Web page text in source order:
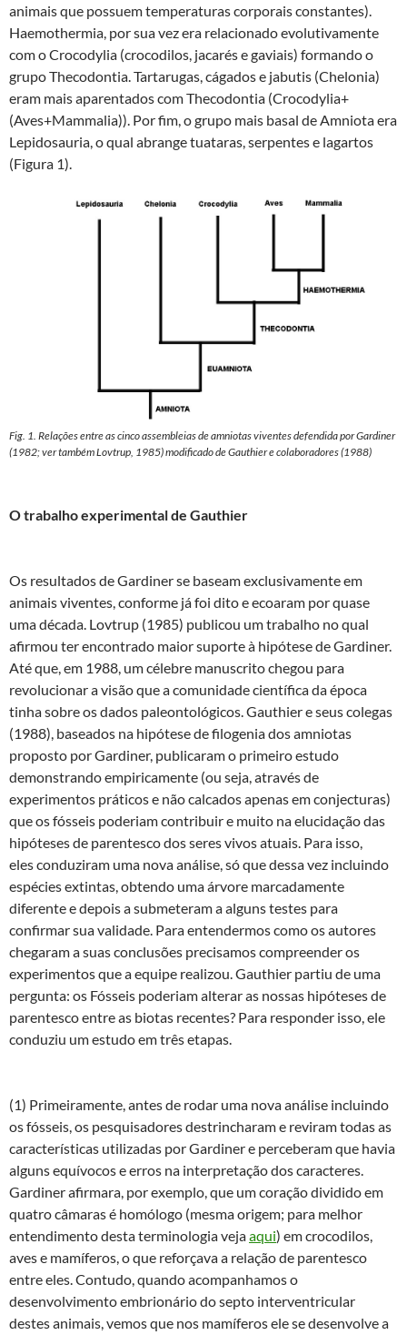
animais que possuem temperaturas corporais constantes).
Haemothermia, por sua vez era relacionado evolutivamente
com o Crocodylia (crocodilos, jacarés e gaviais) formando o
grupo Thecodontia. Tartarugas, cágados e jabutis (Chelonia)
eram mais aparentados com Thecodontia (Crocodylia+
(Aves+Mammalia)). Por fim, o grupo mais basal de Amniota era
Lepidosauria, o qual abrange tuataras, serpentes e lagartos
(Figura 1).
Fig. 1. Relações entre as cinco assembleias de amniotas viventes defendida por Gardiner
(1982; ver também Lovtrup, 1985) modificado de Gauthier e colaboradores (1988)
O trabalho experimental de Gauthier
Os resultados de Gardiner se baseam exclusivamente em
animais viventes, conforme já foi dito e ecoaram por quase
uma década. Lovtrup (1985) publicou um trabalho no qual
afirmou ter encontrado maior suporte à hipótese de Gardiner.
Até que, em 1988, um célebre manuscrito chegou para
revolucionar a visão que a comunidade científica da época
tinha sobre os dados paleontológicos. Gauthier e seus colegas
(1988), baseados na hipótese de filogenia dos amniotas
proposto por Gardiner, publicaram o primeiro estudo
demonstrando empiricamente (ou seja, através de
experimentos práticos e não calcados apenas em conjecturas)
que os fósseis poderiam contribuir e muito na elucidação das
hipóteses de parentesco dos seres vivos atuais. Para isso,
eles conduziram uma nova análise, só que dessa vez incluindo
espécies extintas, obtendo uma árvore marcadamente
diferente e depois a submeteram a alguns testes para
confirmar sua validade. Para entendermos como os autores
chegaram a suas conclusões precisamos compreender os
experimentos que a equipe realizou. Gauthier partiu de uma
pergunta: os Fósseis poderiam alterar as nossas hipóteses de
parentesco entre as biotas recentes? Para responder isso, ele
conduziu um estudo em três etapas.
(1) Primeiramente, antes de rodar uma nova análise incluindo
os fósseis, os pesquisadores destrincharam e reviram todas as
características utilizadas por Gardiner e perceberam que havia
alguns equívocos e erros na interpretação dos caracteres.
Gardiner afirmara, por exemplo, que um coração dividido em
quatro câmaras é homólogo (mesma origem; para melhor
entendimento desta terminologia vejaaqui) em crocodilos,
aves e mamíferos, o que reforçava a relação de parentesco
entre eles. Contudo, quando acompanhamos o
desenvolvimento embrionário do septo interventricular
destes animais, vemos que nos mamíferos ele se desenvolve a